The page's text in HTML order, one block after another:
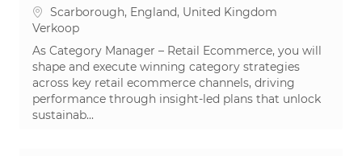
PlaatsScarborough, England, United Kingdom
Categorie
Verkoop
As Category Manager – Retail Ecommerce, you will
shape and execute winning category strategies
across key retail ecommerce channels, driving
performance through insight-led plans that unlock
sustainab...